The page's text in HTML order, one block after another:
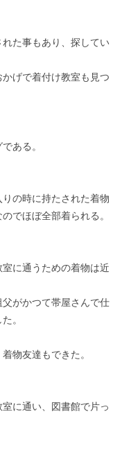
た事もあり、探してい
げで着付け教室も見つ
ある。
の時に持たされた着物
でほぼ全部着られる。
に通うための着物は近
がかつて帯屋さんで仕
。
物友達もできた。
に通い、図書館で片っ